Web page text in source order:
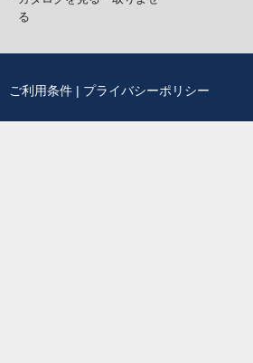
る
ご利用条件 | プライバシーポリシー